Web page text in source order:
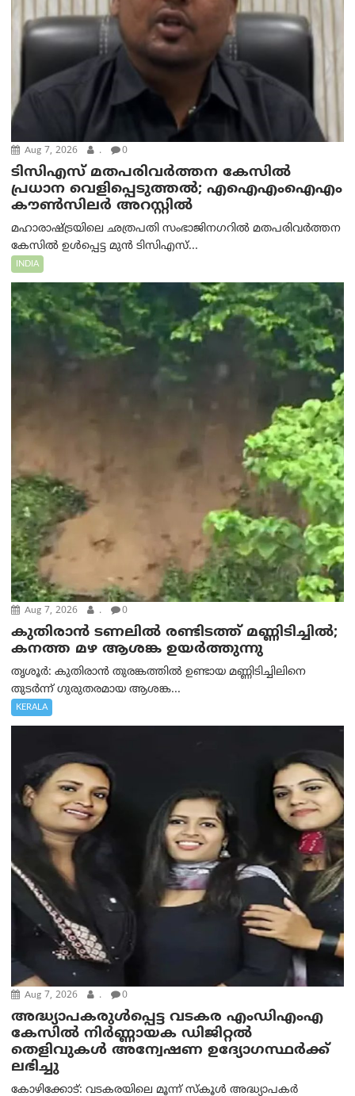
Aug 7, 2026 . 0
ടിസിഎസ് മതപരിവർത്തന കേസിൽ
പ്രധാന വെളിപ്പെടുത്തൽ; എഐഎംഐഎം
കൗൺസിലർ അറസ്റ്റിൽ
മഹാരാഷ്ട്രയിലെ ഛത്രപതി സംഭാജിനഗറിൽ മതപരിവർത്തന
കേസിൽ ഉൾപ്പെട്ട മുൻ ടിസിഎസ്...
INDIA
Aug 7, 2026 . 0
കുതിരാൻ ടണലിൽ രണ്ടിടത്ത് മണ്ണിടിച്ചിൽ;
കനത്ത മഴ ആശങ്ക ഉയർത്തുന്നു
തൃശൂർ: കുതിരാൻ തുരങ്കത്തിൽ ഉണ്ടായ മണ്ണിടിച്ചിലിനെ
തുടർന്ന് ഗുരുതരമായ ആശങ്ക...
KERALA
Aug 7, 2026 . 0
അദ്ധ്യാപകരുള്‍പ്പെട്ട വടകര എംഡി‌എം‌എ
കേസില്‍ നിര്‍ണ്ണായക ഡിജിറ്റല്‍
തെളിവുകള്‍ അന്വേഷണ ഉദ്യോഗസ്ഥര്‍ക്ക്
ലഭിച്ചു
കോഴിക്കോട്: വടകരയിലെ മൂന്ന് സ്കൂൾ അദ്ധ്യാപകർ